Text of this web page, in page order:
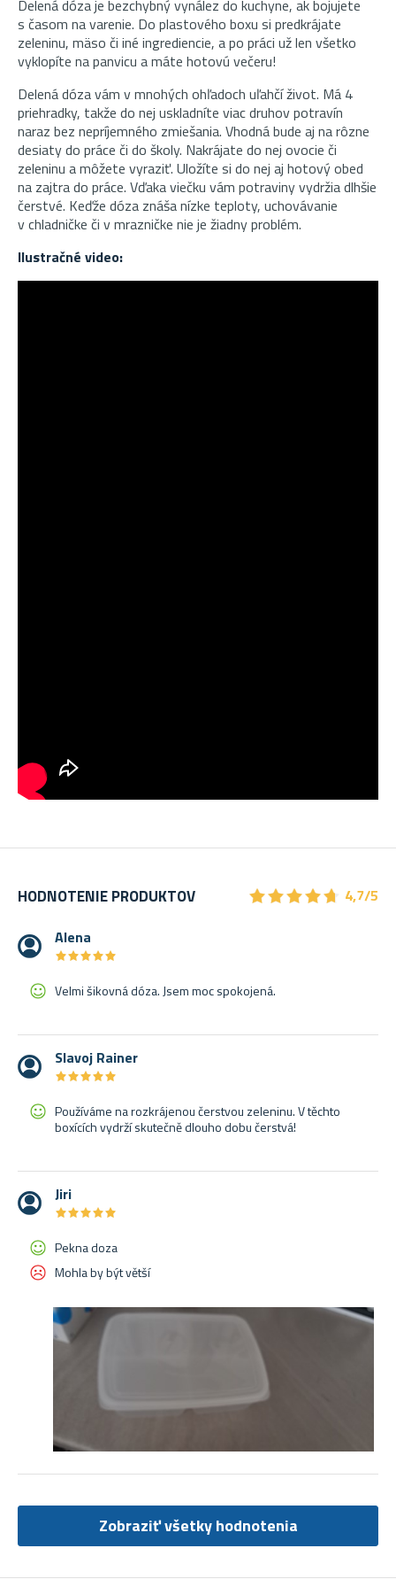
Delená dóza je bezchybný vynález do kuchyne, ak bojujete
s časom na varenie. Do plastového boxu si predkrájate
zeleninu, mäso či iné ingrediencie, a po práci už len všetko
vyklopíte na panvicu a máte hotovú večeru!
Delená dóza vám v mnohých ohľadoch uľahčí život. Má 4
priehradky, takže do nej uskladníte viac druhov potravín
naraz bez nepríjemného zmiešania. Vhodná bude aj na rôzne
desiaty do práce či do školy. Nakrájate do nej ovocie či
zeleninu a môžete vyraziť. Uložíte si do nej aj hotový obed
na zajtra do práce. Vďaka viečku vám potraviny vydržia dlhšie
čerstvé. Keďže dóza znáša nízke teploty, uchovávanie
v chladničke či v mrazničke nie je žiadny problém.
Ilustračné video:
HODNOTENIE PRODUKTOV ★★★★★
★★★★★ 4,7/5
Alena
★★★★★
★★★★★
Velmi šikovná dóza. Jsem moc spokojená.
Slavoj Rainer
★★★★★
★★★★★
Používáme na rozkrájenou čerstvou zeleninu. V těchto
boxících vydrží skutečně dlouho dobu čerstvá!
Jiri
★★★★★
★★★★★
Pekna doza
Mohla by být větší
Zobraziť všetky hodnotenia